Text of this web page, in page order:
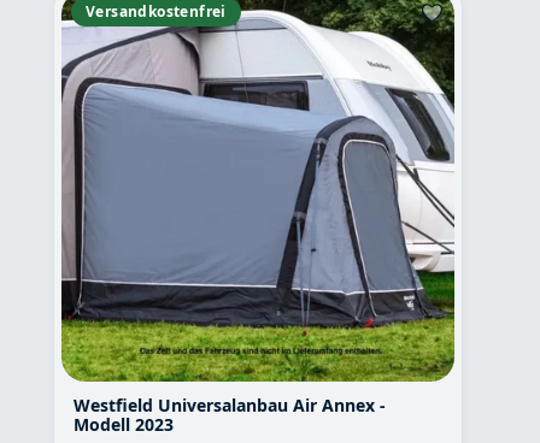
Versandkostenfrei
Westfield Universalanbau Air Annex -
Modell 2023